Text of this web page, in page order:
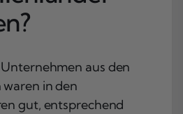
aus den
in den
gut, entsprechend